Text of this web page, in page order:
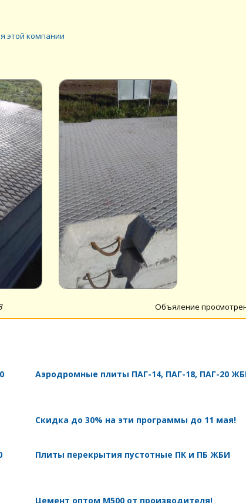
этой компании
Объяление
Аэродромные плиты ПАГ-14, ПАГ-18, ПАГ-20
Скидка до 30% на эти программы до 11 мая!
Плиты перекрытия пустотные ПК и ПБ ЖБИ
Цемент оптом М500 от производителя!